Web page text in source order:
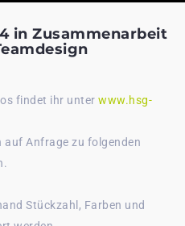
in Zusammenarbeit
findet ihr unter www.hsg-
auf Anfrage zu folgenden
Stückzahl, Farben und